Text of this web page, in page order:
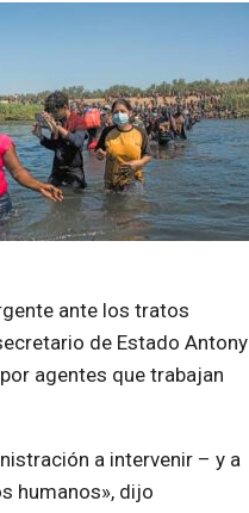
ante los tratos
de Estado Antony
agentes que trabajan
a intervenir – y a
humanos», dijo